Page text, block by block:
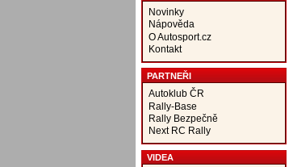
Novinky
Nápověda
O Autosport.cz
Kontakt
PARTNEŘI
Autoklub ČR
Rally-Base
Rally Bezpečně
Next RC Rally
VIDEA